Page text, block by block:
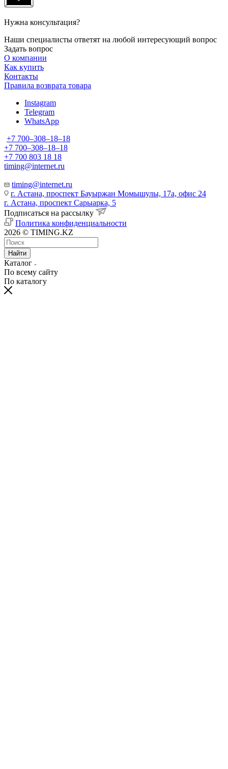
Нужна консультация?
Наши специалисты ответят на любой интересующий вопрос
Задать вопрос
О компании
Как купить
Контакты
Правила возврата товара
Instagram
Telegram
WhatsApp
+7 700‒308‒18‒18
+7 700‒308‒18‒18
+7 700 803 18 18
timing@internet.ru
timing@internet.ru
г. Астана, проспект Бауыржан Момышулы, 17а, офис 24
г. Астана, проспект Сарыарка, 5
Подписаться на рассылку
Политика конфиденциальности
2026 © TIMING.KZ
Найти
Каталог
По всему сайту
По каталогу